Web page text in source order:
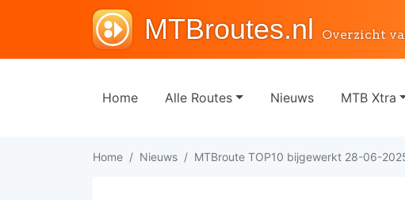
MTBroutes.nl Overzicht
Home Alle Routes Nieuws MTB Xtra
Home Nieuws MTBroute TOP10 bijgewerkt 28-06-